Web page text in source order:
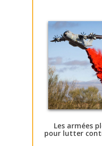
Les armées
pour lutter